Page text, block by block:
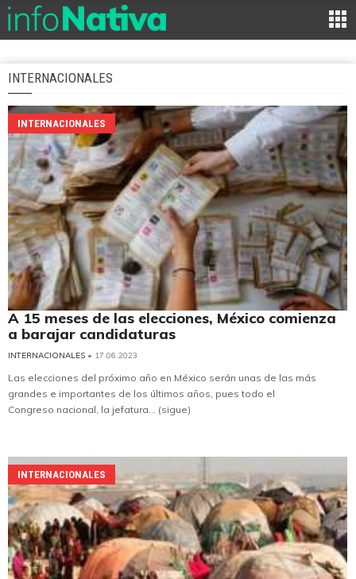
INTERNACIONALES
INTERNACIONALES
A 15 meses de las elecciones, México comienza
a barajar candidaturas
INTERNACIONALES • 17.06.2023
Las elecciones del próximo año en México serán unas de las más
grandes e importantes de los últimos años, pues todo el
Congreso nacional, la jefatura... (sigue)
INTERNACIONALES